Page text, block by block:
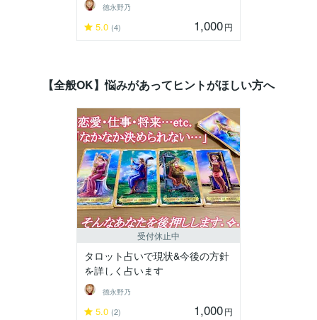
德永野乃
5.0 (4) 1,000円
【全般OK】悩みがあってヒントがほしい方へ
受付休止中
タロット占いで現状&今後の方針
を詳しく占います
德永野乃
5.0 (2) 1,000円